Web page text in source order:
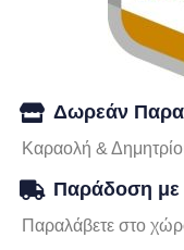
Δωρεάν
Καραολή &
Παράδοση
Παραλάβετε στο